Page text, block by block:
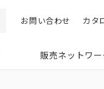
検索 カタ
お問い合わせ
販売ネットワー